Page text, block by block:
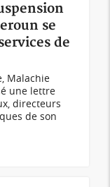
se
de
Malachie
une lettre
directeurs
de son